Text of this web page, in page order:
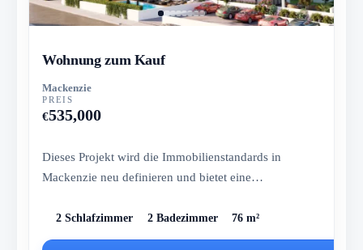
Wohnung zum Kauf
Mackenzie
PREIS
€535,000
Dieses Projekt wird die Immobilienstandards in
Mackenzie neu definieren und bietet eine
2 Schlafzimmer 2 Badezimmer 76 m²